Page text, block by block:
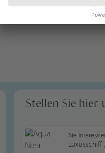
Stellen Sie
Sie
Luxusschiff